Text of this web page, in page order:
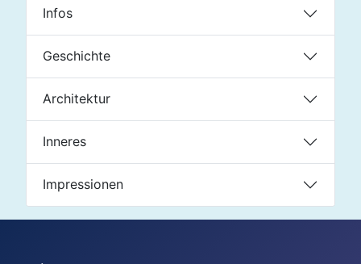
Infos
Geschichte
Architektur
Inneres
Impressionen